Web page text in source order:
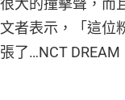
大的撞擊聲，而
者表示，「這
了…NCT DREAM